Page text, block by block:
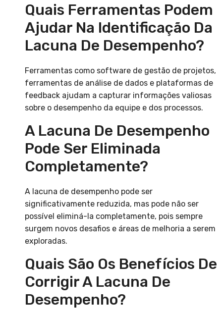
Quais Ferramentas Podem
Ajudar Na Identificação Da
Lacuna De Desempenho?
Ferramentas como software de gestão de projetos,
ferramentas de análise de dados e plataformas de
feedback ajudam a capturar informações valiosas
sobre o desempenho da equipe e dos processos.
A Lacuna De Desempenho
Pode Ser Eliminada
Completamente?
A lacuna de desempenho pode ser
significativamente reduzida, mas pode não ser
possível eliminá-la completamente, pois sempre
surgem novos desafios e áreas de melhoria a serem
exploradas.
Quais São Os Benefícios De
Corrigir A Lacuna De
Desempenho?